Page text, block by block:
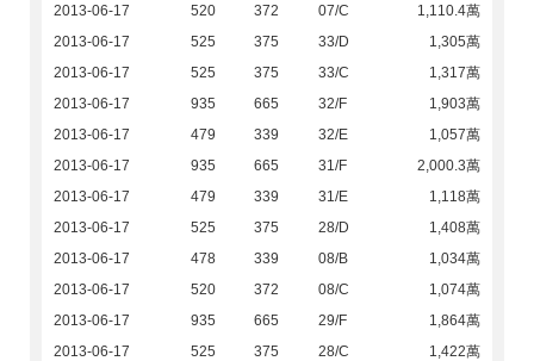
2013-06-17
520 372 07/C
1,110.4萬
2013-06-17
525 375 33/D
1,305萬
2013-06-17
525 375 33/C
1,317萬
2013-06-17
935 665 32/F
1,903萬
2013-06-17
479 339 32/E
1,057萬
2013-06-17
935 665 31/F
2,000.3萬
2013-06-17
479 339 31/E
1,118萬
2013-06-17
525 375 28/D
1,408萬
2013-06-17
478 339 08/B
1,034萬
2013-06-17
520 372 08/C
1,074萬
2013-06-17
935 665 29/F
1,864萬
2013-06-17
525 375 28/C
1,422萬